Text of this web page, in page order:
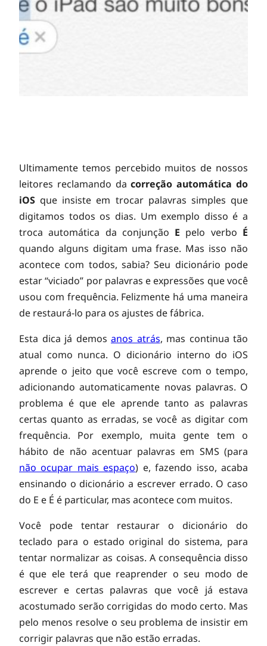
Ultimamente temos percebido muitos de nossos
leitores reclamando dacorreção automática do
iOS que insiste em trocar palavras simples que
digitamos todos os dias. Um exemplo disso é a
troca automática da conjunção E pelo verbo É
quando alguns digitam uma frase. Mas isso não
acontece com todos, sabia? Seu dicionário pode
estar “viciado” por palavras e expressões que você
usou com frequência. Felizmente há uma maneira
de restaurá-lo para os ajustes de fábrica.
Esta dica já demos anos atrás, mas continua tão
atual como nunca. O dicionário interno do iOS
aprende o jeito que você escreve com o tempo,
adicionando automaticamente novas palavras. O
problema é que ele aprende tanto as palavras
certas quanto as erradas, se você as digitar com
frequência. Por exemplo, muita gente tem o
hábito de não acentuar palavras em SMS (para
não ocupar mais espaço) e, fazendo isso, acaba
ensinando o dicionário a escrever errado. O caso
do E e É é particular, mas acontece com muitos.
Você pode tentar restaurar o dicionário do
teclado para o estado original do sistema, para
tentar normalizar as coisas. A consequência disso
é que ele terá que reaprender o seu modo de
escrever e certas palavras que você já estava
acostumado serão corrigidas do modo certo. Mas
pelo menos resolve o seu problema de insistir em
corrigir palavras que não estão erradas.